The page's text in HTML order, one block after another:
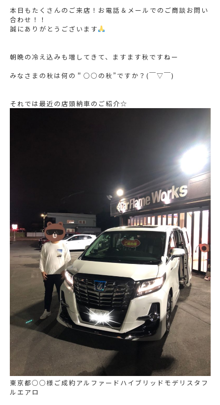
本日もたくさんのご来店！お電話＆メールでのご商談お問い
合わせ！！
誠にありがとうございます
朝晩の冷え込みも増してきて、ますます秋ですねー
みなさまの秋は何の＂○○の秋”ですか？(￣▽￣)
それでは最近の店頭納車のご紹介☆
東京都○○様ご成約アルファードハイブリッドモデリスタフ
ルエアロ